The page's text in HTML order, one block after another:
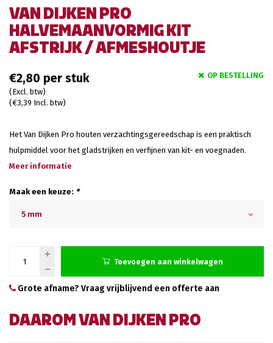
VAN DIJKEN PRO
HALVEMAANVORMIG KIT
AFSTRIJK / AFMESHOUTJE
€2,80
(Excl. btw)
(€3,39 Incl. btw)
OP BESTELLING
Het Van Dijken Pro houten verzachtingsgereedschap is een praktisch
hulpmiddel voor het gladstrijken en verfijnen van kit- en voegnaden.
Meer informatie
Maak een keuze: *
5 mm
Toevoegen aan winkelwagen
Grote afname? Vraag vrijblijvend een offerte aan
DAAROM VAN DIJKEN PRO